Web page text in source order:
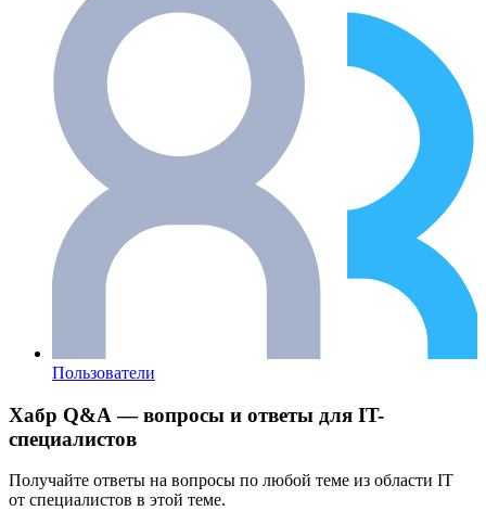
Пользователи
Хабр Q&A — вопросы и ответы для IT-
специалистов
Получайте ответы на вопросы по любой теме из области IT
от специалистов в этой теме.